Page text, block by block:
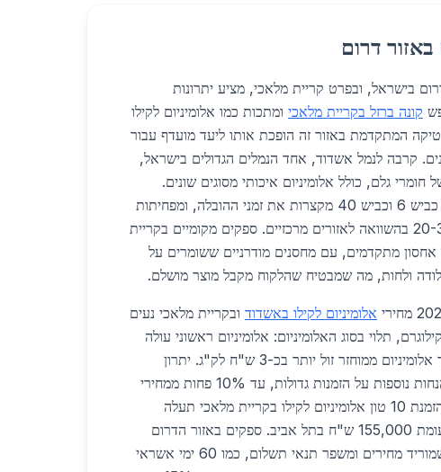
דרום
אזור הדרום בישראל, ובפרט קריית מלאכי, מציע יתרונות
קונה ברזל בקריית מלאכי ומתכות כמו אלומיניום לקילו
המתקדמת באזור זה הופכת אותו ליעד מועדף עבור
קרבה לנמל אשדוד, אחד הנמלים הגדולים בישראל,
גלם, כולל אלומיניום איכותי מסוגים שונים.
הדרכים המהירות כמו כביש 6 וכביש 40 מקצרות את זמני ההובלה, ומפחיתות
עלויות משלוח ב-20-30% בהשוואה לאזורים מרכזיים. ספקים מקומיים בקריית
אחסון מתקדמים, עם מחסנים מודרניים ששומרים על
ולחות, מה שמבטיח שהלקוח מקבל מוצר מושלם.
אלומיניום לקילו באשדוד ובקריית מלאכי נעים
שקלים לקילוגרם, תלוי בסוג האלומיניום: אלומיניום ראשוני עולה
כ-15 ש"ח לק"ג, בעוד אלומיניום ממוחזר זול יותר בכ-3 ש"ח לק"ג. יתרון
הלוגיסטיקה מאפשר הנחות נוספות על הזמנות גדולות, עד 10% פחות ממחירי
מרכז הארץ. לדוגמה, הזמנת 10 טון אלומיניום לקילו בקריית מלאכי תעלה
כ-140,000 ש"ח, לעומת 155,000 ש"ח בתל אביב. ספקים באזור הדרום
מתחרים זה בזה, מה שמוריד מחירים ומשפר תנאי תשלום, כמו 60 ימי אשראי